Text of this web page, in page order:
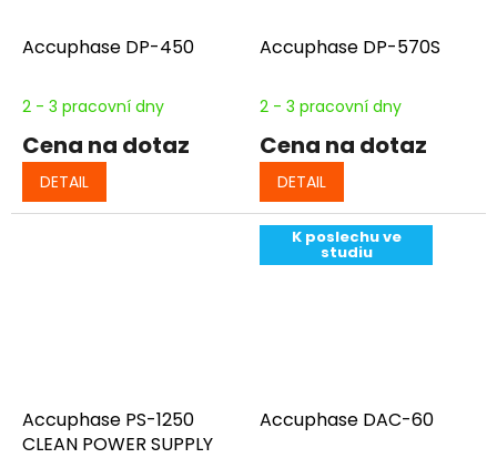
Accuphase DP-450
2 - 3 pracovní dny
Cena na dotaz
DETAIL
Accuphase DP-570S
2 - 3 pracovní dny
Cena na dotaz
DETAIL
Accuphase PS-1250
CLEAN POWER SUPPLY
K poslechu ve
studiu
Accuphase DAC-60